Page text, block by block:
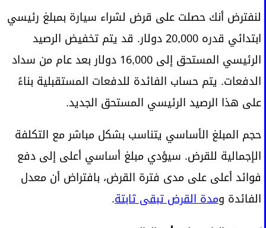
لنفترض أنك حصلت على قرض لشراء سيارة بمبلغ رئيسي
ابتدائي قدره 20,000 دولار. قد يتم تخفيض الرصيد
الرئيسي المستحق إلى 16,000 دولار بعد عام من سداد
الدفعات. يتم حساب الفائدة للدفعات المستقبلية بناءً
على هذا الرصيد الرئيسي المستحق الجديد.
حجم المبلغ الأساسي يتناسب بشكل مباشر مع التكلفة
الإجمالية للقرض. سيؤدي مبلغ أساسي أعلى إلى دفع
فوائد أعلى على مدى فترة القرض، بافتراض أن معدل
الفائدة ومدة القرض تبقى ثابتة.